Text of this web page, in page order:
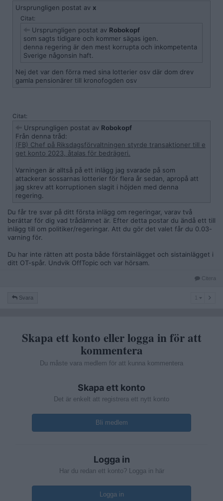
Ursprungligen postat av x
Citat:
Ursprungligen postat av Robokopf
som sagts tidigare och kommer sägas igen.
denna regering är den mest korrupta och inkompetenta
Sverige någonsin haft.
Nej det var den förra med sina lotterier osv där dom drev
gamla pensionärer till kronofogden osv
Citat:
Ursprungligen postat av Robokopf
Från denna tråd:
(FB) Chef på Riksdagsförvaltningen styrde transaktioner till e
get konto 2023, åtalas för bedrägeri.
Varningen är alltså på ett inlägg jag svarade på som
attackerar sossarnas lotterier för flera år sedan, apropå att
jag skrev att korruptionen slagit i höjden med denna
regering.
Du får tre svar på ditt första inlägg om regeringar, varav två
berättar för dig vad trådämnet är. Efter detta postar du ändå ett till
inlägg till om politiker/regeringar. Att du gör det valet får du 0.03-
varning för.
Du har inte rätten att posta både förstainlägget och sistainlägget i
ditt OT-spår. Undvik OffTopic och var hörsam.
Citera
Svara
Skapa ett konto eller logga in för att
kommentera
Du måste vara medlem för att kunna kommentera
Skapa ett konto
Det är enkelt att registrera ett nytt konto
Bli medlem
Logga in
Har du redan ett konto? Logga in här
Logga in